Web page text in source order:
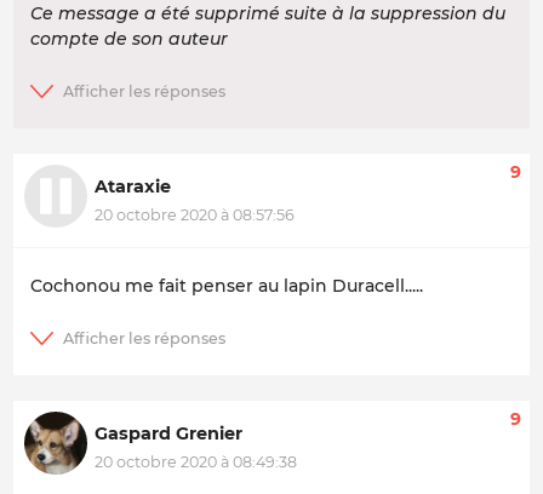
Ce message a été supprimé suite à la suppression du
compte de son auteur
Ataraxie
20 octobre 2020 à 08:57:56
9
Cochonou me fait penser au lapin Duracell.....
Gaspard Grenier
20 octobre 2020 à 08:49:38
9